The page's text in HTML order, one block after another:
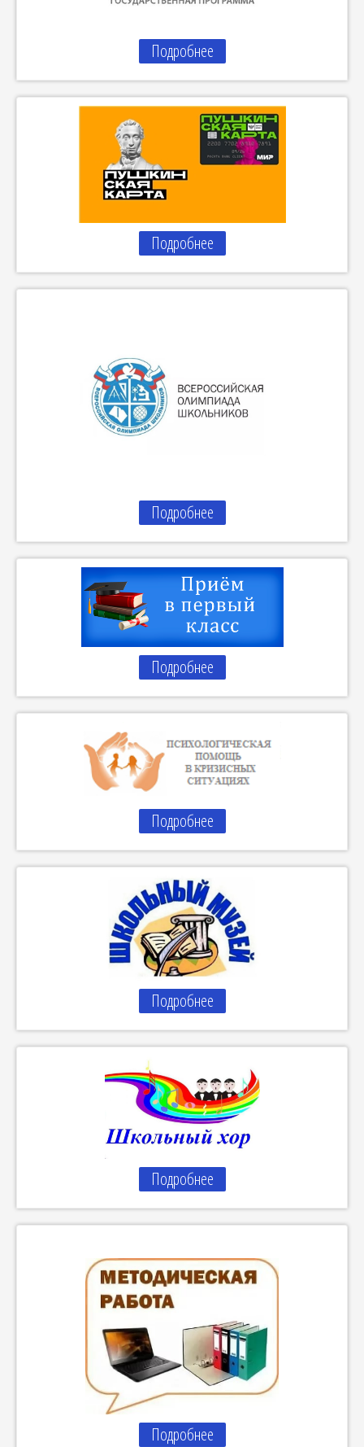
Подробнее
Подробнее
Подробнее
Подробнее
Подробнее
Подробнее
Подробнее
Подробнее